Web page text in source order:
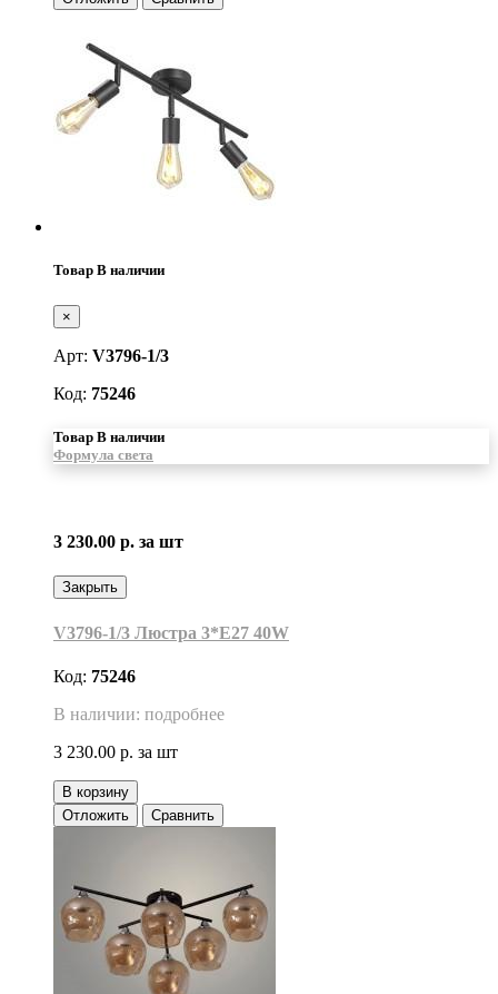
Товар В наличии
×
Арт: V3796-1/3
Код: 75246
Товар В наличии
Формула света
3 230.00 р. за шт
Закрыть
V3796-1/3 Люстра 3*Е27 40W
Код: 75246
В наличии: подробнее
3 230.00 р. за шт
В корзину
Отложить
Сравнить